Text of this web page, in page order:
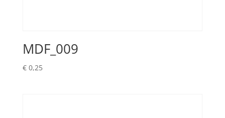
MDF_009
€0,25